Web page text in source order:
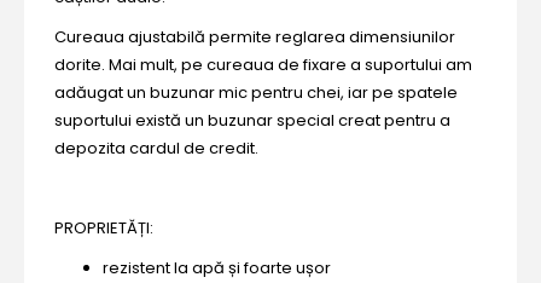
Cureaua ajustabilă permite reglarea dimensiunilor
dorite. Mai mult, pe cureaua de fixare a suportului am
adăugat un buzunar mic pentru chei, iar pe spatele
suportului există un buzunar special creat pentru a
depozita cardul de credit.
PROPRIETĂȚI:
rezistent la apă și foarte ușor